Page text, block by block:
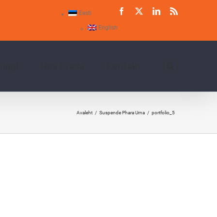
Facebook
X LinkedIn
Rss
Eesti
English
Avaleht Suspende Phara Urna portfolio_5